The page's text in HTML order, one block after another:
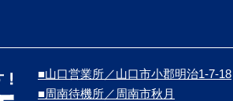
■山口営業所／山口市小郡明治1-7-18
■周南待機所／周南市秋月